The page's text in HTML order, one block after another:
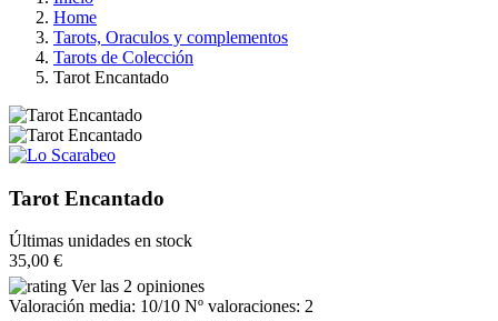
Home
Tarots, Oraculos y complementos
Tarots de Colección
Tarot Encantado
Tarot Encantado
Últimas unidades en stock
35,00 €
Ver las 2 opiniones
Valoración media: 10/10 Nº valoraciones: 2